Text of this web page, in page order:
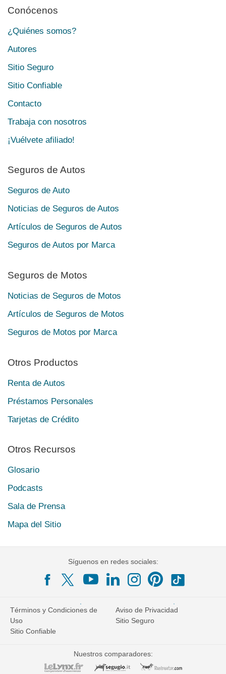
Conócenos
¿Quiénes somos?
Autores
Sitio Seguro
Sitio Confiable
Contacto
Trabaja con nosotros
¡Vuélvete afiliado!
Seguros de Autos
Seguros de Auto
Noticias de Seguros de Autos
Artículos de Seguros de Autos
Seguros de Autos por Marca
Seguros de Motos
Noticias de Seguros de Motos
Artículos de Seguros de Motos
Seguros de Motos por Marca
Otros Productos
Renta de Autos
Préstamos Personales
Tarjetas de Crédito
Otros Recursos
Glosario
Podcasts
Sala de Prensa
Mapa del Sitio
Síguenos en redes sociales:
Términos y Condiciones de
Uso
Aviso de Privacidad
Sitio Seguro
Sitio Confiable
Nuestros comparadores: